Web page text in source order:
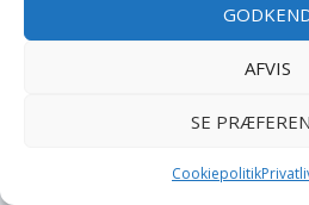
AFVIS
SE
Cookiepolitik